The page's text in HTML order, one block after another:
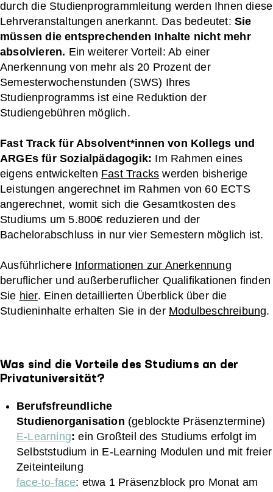
durch die Studienprogrammleitung werden Ihnen diese
Lehrveranstaltungen anerkannt. Das bedeutet:Sie
müssen die entsprechenden Inhalte nicht mehr
absolvieren. Ein weiterer Vorteil: Ab einer
Anerkennung von mehr als 20 Prozent der
Semesterwochenstunden (SWS) Ihres
Studienprogramms ist eine Reduktion der
Studiengebühren möglich.
Fast Track für Absolvent*innen von Kollegs und
ARGEs für Sozialpädagogik: Im Rahmen eines
eigens entwickelten Fast Tracks werden bisherige
Leistungen angerechnet im Rahmen von 60 ECTS
angerechnet, womit sich die Gesamtkosten des
Studiums um 5.800€ reduzieren und der
Bachelorabschluss in nur vier Semestern möglich ist.
Ausführlichere Informationen zur Anerkennung
beruflicher und außerberuflicher Qualifikationen finden
Sie hier. Einen detaillierten Überblick über die
Studieninhalte erhalten Sie in der Modulbeschreibung.
Was sind die Vorteile des Studiums an der
Privatuniversität?
Berufsfreundliche
Studienorganisation (geblockte Präsenztermine)
E-Learning:ein Großteil des Studiums erfolgt im
Selbststudium in E-Learning Modulen und mit freier
Zeiteinteilung
face-to-face: etwa 1 Präsenzblock pro Monat am